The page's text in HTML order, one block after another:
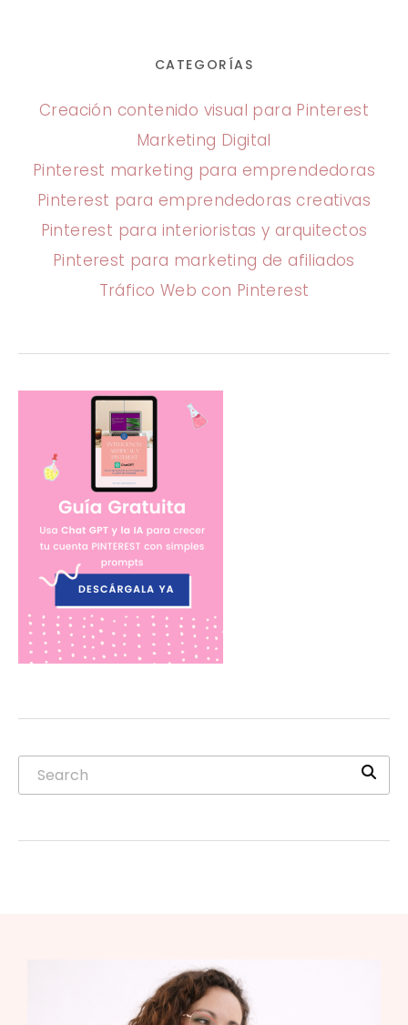
CATEGORÍAS
Creación contenido visual para Pinterest
Marketing Digital
Pinterest marketing para emprendedoras
Pinterest para emprendedoras creativas
Pinterest para interioristas y arquitectos
Pinterest para marketing de afiliados
Tráfico Web con Pinterest